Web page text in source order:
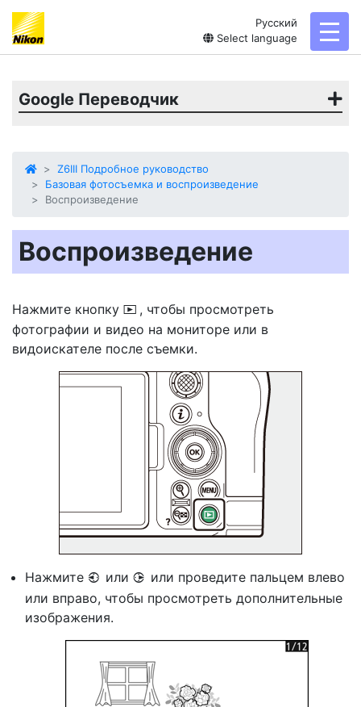
Русский
Select language
Google Переводчик
Z6III Подробное руководство
Базовая фотосъемка и воспроизведение
Воспроизведение
Воспроизведение
Нажмите кнопку K , чтобы просмотреть
фотографии и видео на мониторе или в
видоискателе после съемки.
Нажмите 4 или 2 или проведите пальцем влево
или вправо, чтобы просмотреть дополнительные
изображения.